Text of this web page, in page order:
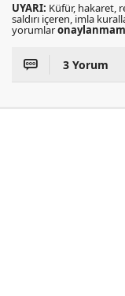
UYARI: Küfür, hakaret,
saldırı içeren, imla
yorumlar
3 Yorum